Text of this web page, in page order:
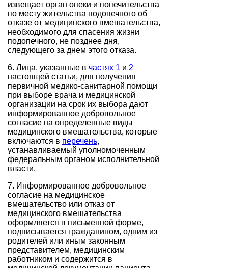
извещает орган опеки и попечительства
по месту жительства подопечного об
отказе от медицинского вмешательства,
необходимого для спасения жизни
подопечного, не позднее дня,
следующего за днем этого отказа.
6. Лица, указанные в частях 1 и 2
настоящей статьи, для получения
первичной медико-санитарной помощи
при выборе врача и медицинской
организации на срок их выбора дают
информированное добровольное
согласие на определенные виды
медицинского вмешательства, которые
включаются в перечень,
устанавливаемый уполномоченным
федеральным органом исполнительной
власти.
7. Информированное добровольное
согласие на медицинское
вмешательство или отказ от
медицинского вмешательства
оформляется в письменной форме,
подписывается гражданином, одним из
родителей или иным законным
представителем, медицинским
работником и содержится в